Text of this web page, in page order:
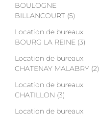
BOULOGNE
BILLANCOURT (5)
Location de bureaux
BOURG LA REINE (3)
Location de bureaux
CHATENAY MALABRY (2)
Location de bureaux
CHATILLON (3)
Location de bureaux